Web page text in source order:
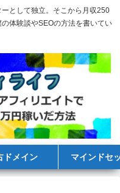
として独立。そこから月収250
体験談やSEOの方法を書いてい
ドメイン マインドセ